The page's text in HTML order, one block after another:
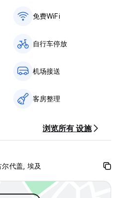
免费WiFi
自行车停放
机场接送
客房整理
浏览所有 设施
代盖, 埃及